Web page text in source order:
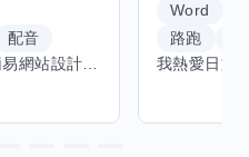
配音
Word
路跑